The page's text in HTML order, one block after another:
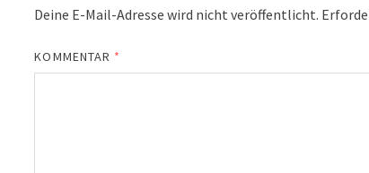
Deine E-Mail-Adresse wird nicht veröffentlicht.
KOMMENTAR *